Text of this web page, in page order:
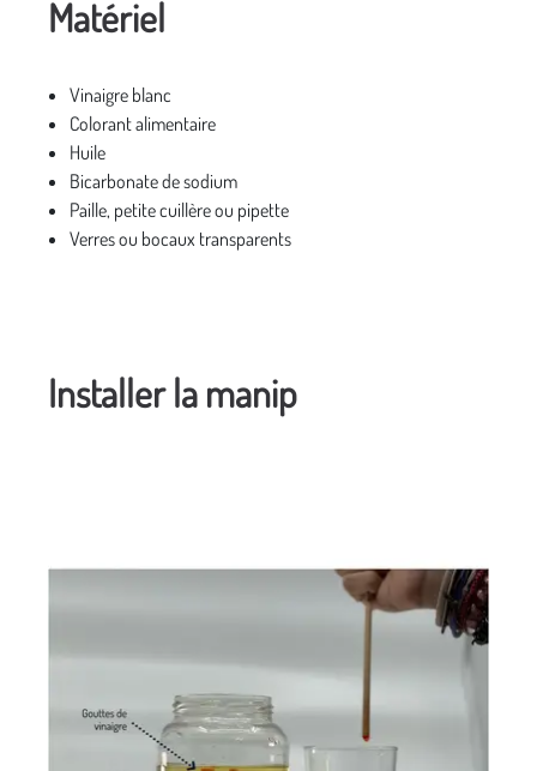
Matériel
Vinaigre blanc
Colorant alimentaire
Huile
Bicarbonate de sodium
Paille, petite cuillère ou pipette
Verres ou bocaux transparents
Installer la manip